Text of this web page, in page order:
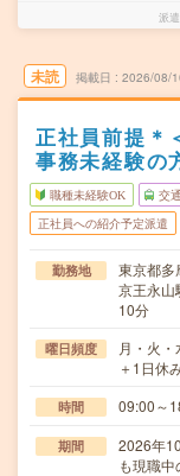
派
未読 掲載日 2026/08/
正社員前提＊
事務未経験の
職種未経験OK 交
正社員への紹介予定派遣
勤務地
東京都多
京王永山
10分
曜日頻度
月・火
＋1日休
時間 09:00～
期間
2026年
も現職